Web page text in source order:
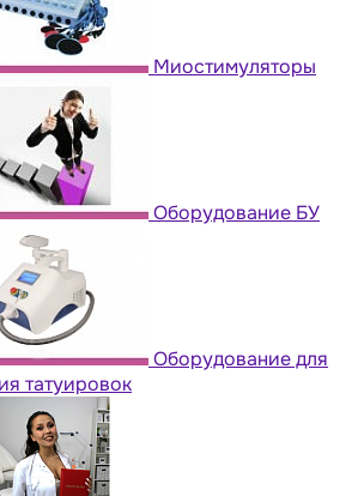
Миостимуляторы
Оборудование БУ
Оборудование для
татуировок